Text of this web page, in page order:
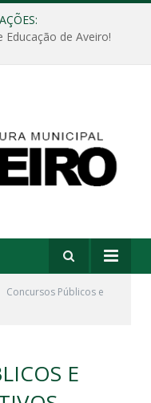
de Aveiro!
Concursos Públicos e
E